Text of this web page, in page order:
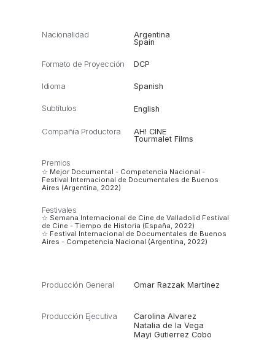
Nacionalidad
Argentina
Spain
Formato de Proyección DCP
Idioma Spanish
Subtítulos English
Compañía Productora
AH! CINE
Tourmalet Films
Premios
☆ Mejor Documental - Competencia Nacional -
Festival Internacional de Documentales de Buenos
Aires (Argentina, 2022)
Festivales
☆ Semana Internacional de Cine de Valladolid Festival
de Cine - Tiempo de Historia (España, 2022)
☆ Festival Internacional de Documentales de Buenos
Aires - Competencia Nacional (Argentina, 2022)
Producción General Omar Razzak Martinez
Producción Ejecutiva
Carolina Alvarez
Natalia de la Vega
Mayi Gutierrez Cobo